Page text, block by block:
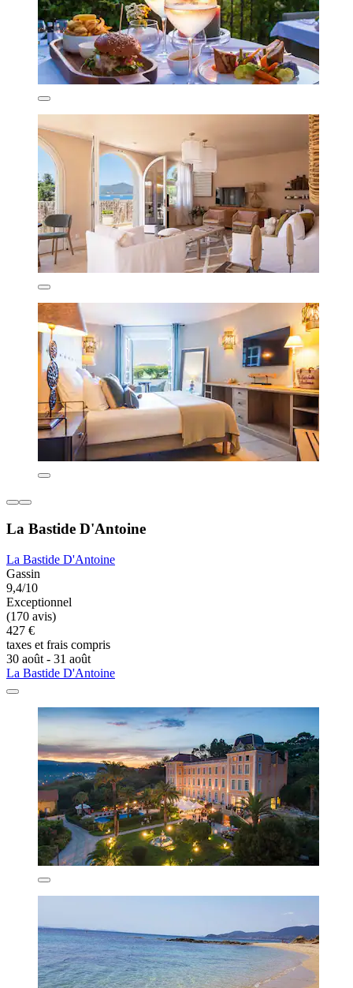
La Bastide D'Antoine
La Bastide D'Antoine
Gassin
9,4/10
Exceptionnel
(170 avis)
427 €
taxes et frais compris
30 août - 31 août
La Bastide D'Antoine